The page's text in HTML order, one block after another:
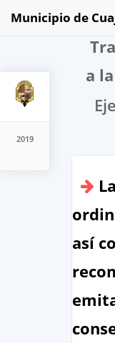
2019
Municipio de
a
así